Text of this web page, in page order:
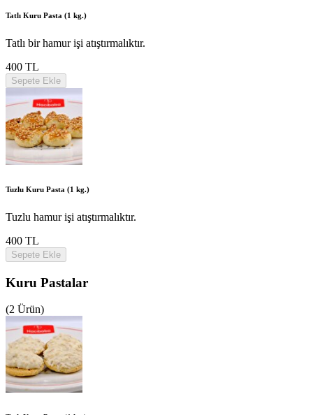
Tatlı Kuru Pasta (1 kg.)
Tatlı bir hamur işi atıştırmalıktır.
400 TL
Sepete Ekle
Tuzlu Kuru Pasta (1 kg.)
Tuzlu hamur işi atıştırmalıktır.
400 TL
Sepete Ekle
Kuru Pastalar
(2 Ürün)